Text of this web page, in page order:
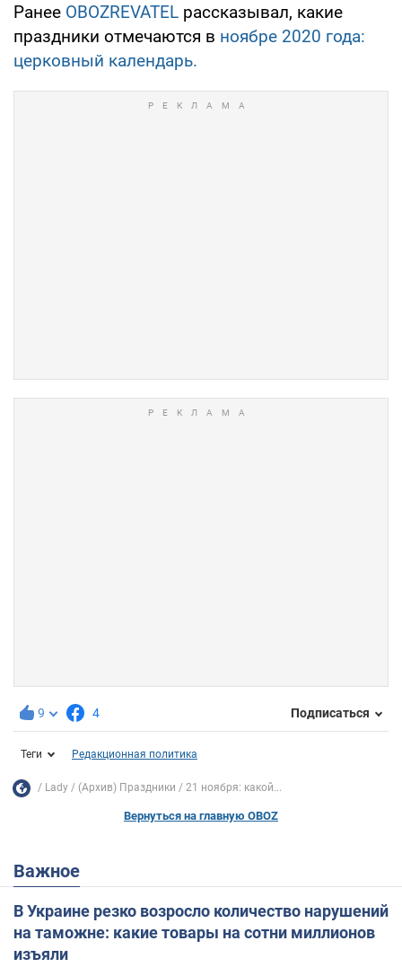
Ранее OBOZREVATEL рассказывал, какие
праздники отмечаются в ноябре 2020 года:
церковный календарь.
9 4 Подписаться
Теги Редакционная политика
Lady (Архив) Праздники 21 ноября: какой...
Вернуться на главную OBOZ
Важное
В Украине резко возросло количество нарушений
на таможне: какие товары на сотни миллионов
изъяли